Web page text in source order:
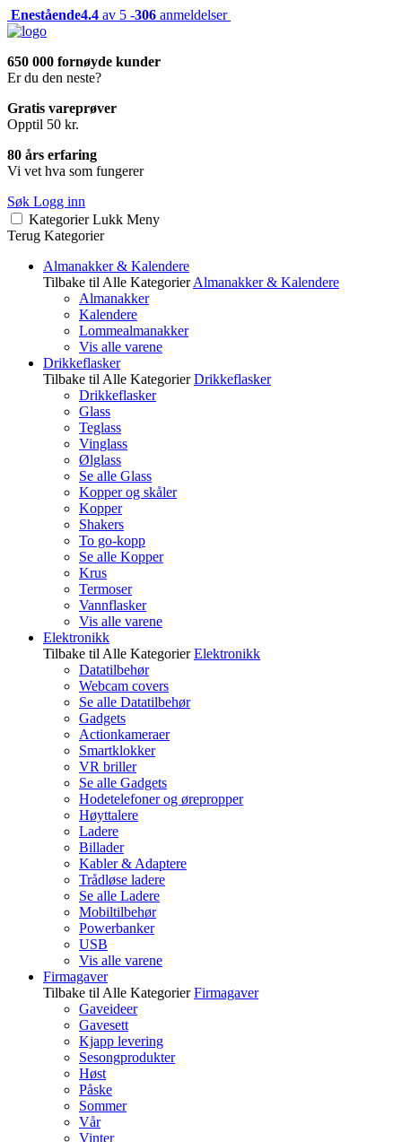
Enestående4.4 av 5 -306 anmeldelser
650 000 fornøyde kunder
Er du den neste?
Gratis vareprøver
Opptil 50 kr.
80 års erfaring
Vi vet hva som fungerer
Søk Logg inn
Kategorier Lukk Meny
Terug Kategorier
Almanakker & Kalendere
Tilbake til Alle Kategorier Almanakker & Kalendere
Almanakker
Kalendere
Lommealmanakker
Vis alle varene
Drikkeflasker
Tilbake til Alle Kategorier Drikkeflasker
Drikkeflasker
Glass
Teglass
Vinglass
Ølglass
Se alle Glass
Kopper og skåler
Kopper
Shakers
To go-kopp
Se alle Kopper
Krus
Termoser
Vannflasker
Vis alle varene
Elektronikk
Tilbake til Alle Kategorier Elektronikk
Datatilbehør
Webcam covers
Se alle Datatilbehør
Gadgets
Actionkameraer
Smartklokker
VR briller
Se alle Gadgets
Hodetelefoner og ørepropper
Høyttalere
Ladere
Billader
Kabler & Adaptere
Trådløse ladere
Se alle Ladere
Mobiltilbehør
Powerbanker
USB
Vis alle varene
Firmagaver
Tilbake til Alle Kategorier Firmagaver
Gaveideer
Gavesett
Kjapp levering
Sesongprodukter
Høst
Påske
Sommer
Vår
Vinter